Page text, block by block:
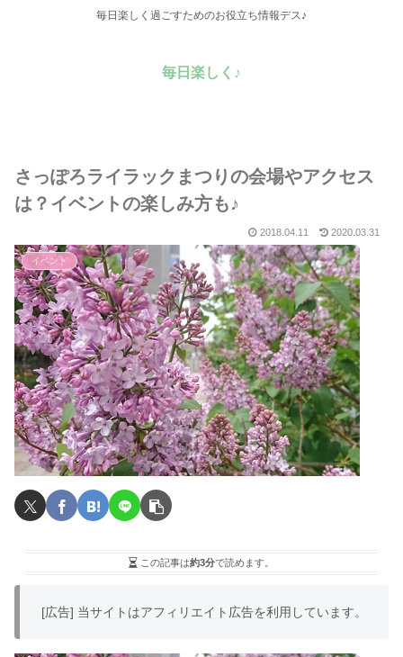
毎日楽しく過ごすためのお役立ち情報デス♪
毎日楽しく♪
さっぽろライラックまつりの会場やアクセス
は？イベントの楽しみ方も♪
2018.04.11 2020.03.31
イベント
この記事は約3分で読めます。
[広告] 当サイトはアフィリエイト広告を利用しています。